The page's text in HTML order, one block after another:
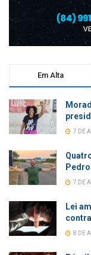
Em Alta
7 DE
7 DE
Lei
8 DE